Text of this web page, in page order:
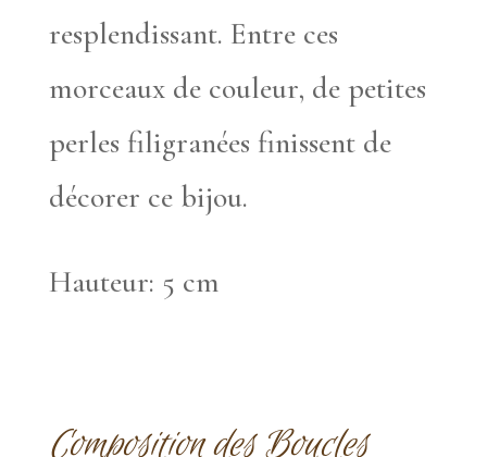
resplendissant. Entre ces
morceaux de couleur, de petites
perles filigranées finissent de
décorer ce bijou.
Hauteur: 5 cm
Composition des Boucles